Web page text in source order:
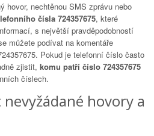
hovor, nechtěnou SMS zprávu nebo
čísla 724357675, které
s největší pravděpodobností
můžete podívat na komentáře
. Pokud je telefonní číslo často
zjistit, komu patří číslo 724357675
číslech.
hovory a